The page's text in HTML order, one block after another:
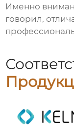
Именно
говорил,